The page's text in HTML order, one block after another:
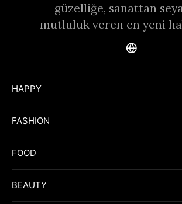
güzelliğe, sanattan
mutluluk veren en yeni
HAPPY
FASHION
FOOD
BEAUTY